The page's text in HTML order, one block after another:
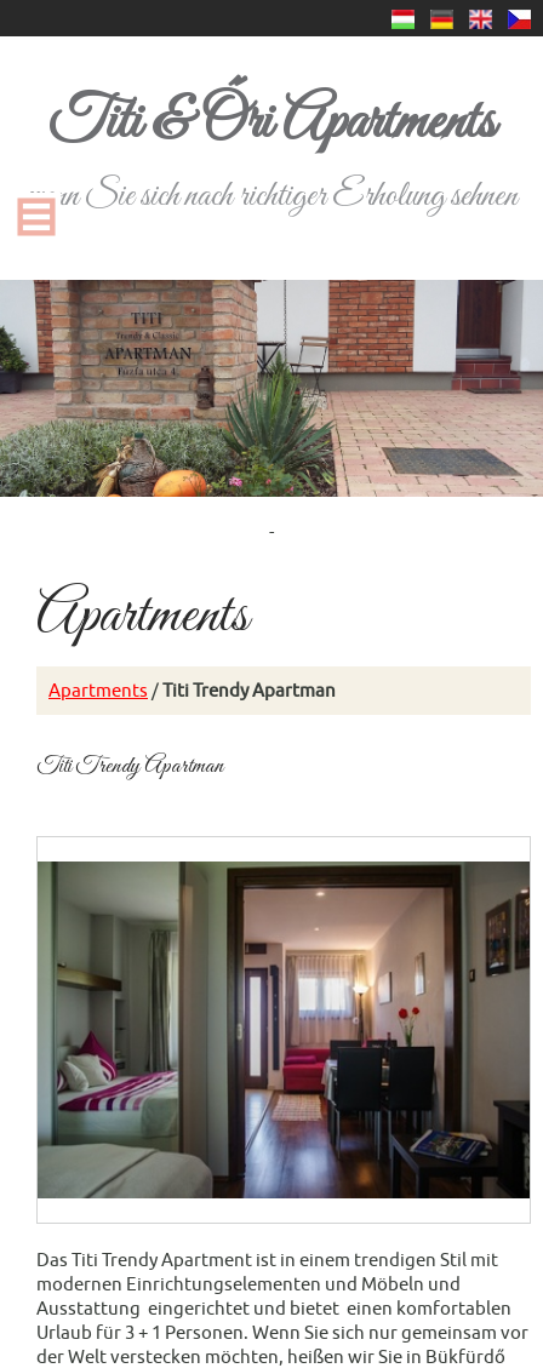
Titi & Őri Apartments
wenn Sie sich nach richtiger Erholung sehnen
-
Apartments
Apartments /Titi Trendy Apartman
Titi Trendy Apartman
Das Titi Trendy Apartment ist in einem trendigen Stil mit
modernen Einrichtungselementen und Möbeln und
Ausstattung eingerichtet und bietet einen komfortablen
Urlaub für 3 + 1 Personen. Wenn Sie sich nur gemeinsam vor
der Welt verstecken möchten, heißen wir Sie in Bükfürdő